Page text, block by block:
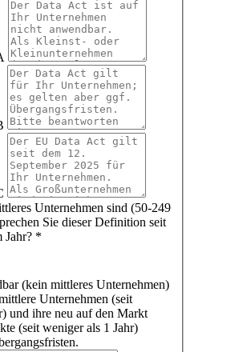
Unternehmen sind (50-249
Sie dieser Definition seit
Jahr? *
(kein mittleres Unternehmen)
Unternehmen (seit
und ihre neu auf den Markt
(seit weniger als 1 Jahr)